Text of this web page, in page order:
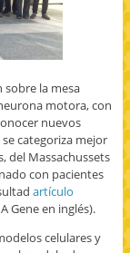
sobre la mesa
motora, con
nuevos
categoriza mejor
del Massachussets
con pacientes
artículo
Gene en inglés).
celulares y